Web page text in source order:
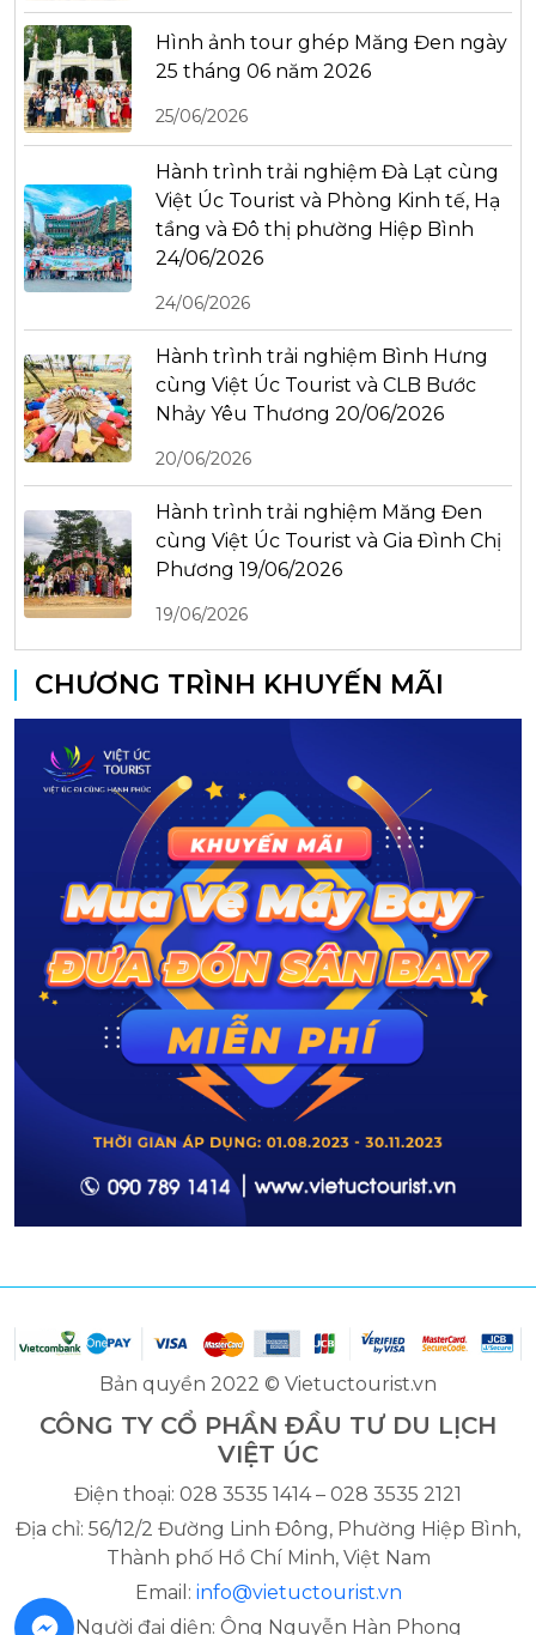
Hình ảnh tour ghép Măng Đen ngày
25 tháng 06 năm 2026
25/06/2026
Hành trình trải nghiệm Đà Lạt cùng
Việt Úc Tourist và Phòng Kinh tế, Hạ
tầng và Đô thị phường Hiệp Bình
24/06/2026
24/06/2026
Hành trình trải nghiệm Bình Hưng
cùng Việt Úc Tourist và CLB Bước
Nhảy Yêu Thương 20/06/2026
20/06/2026
Hành trình trải nghiệm Măng Đen
cùng Việt Úc Tourist và Gia Đình Chị
Phương 19/06/2026
19/06/2026
CHƯƠNG TRÌNH KHUYẾN MÃI
Bản quyền 2022 © Vietuctourist.vn
CÔNG TY CỔ PHẦN ĐẦU TƯ DU LỊCH
VIỆT ÚC
Điện thoại: 028 3535 1414 – 028 3535 2121
Địa chỉ: 56/12/2 Đường Linh Đông, Phường Hiệp Bình,
Thành phố Hồ Chí Minh, Việt Nam
Email: info@vietuctourist.vn
Người đại diện: Ông Nguyễn Hàn Phong